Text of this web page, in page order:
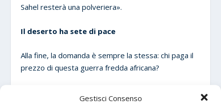
Gestisci Consenso
Sahel resterà una polveriera».
Il deserto ha sete di pace
Alla fine, la domanda è sempre la stessa: chi paga il
prezzo di questa guerra fredda africana?